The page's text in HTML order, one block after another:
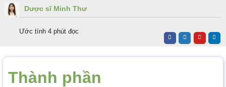
Dược sĩ Minh Thư
Ước tính 4 phút đọc
Thành phần